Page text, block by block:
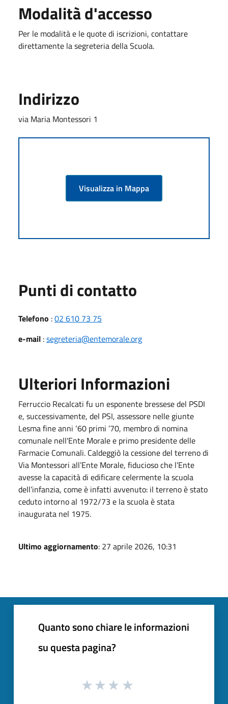
Modalità d'accesso
Per le modalità e le quote di iscrizioni, contattare
direttamente la segreteria della Scuola.
Indirizzo
via Maria Montessori 1
Visualizza in Mappa
Punti di contatto
Telefono :02 610 73 75
e-mail :segreteria@entemorale.org
Ulteriori Informazioni
Ferruccio Recalcati fu un esponente bressese del PSDI
e, successivamente, del PSI, assessore nelle giunte
Lesma fine anni ‘60 primi ’70, membro di nomina
comunale nell'Ente Morale e primo presidente delle
Farmacie Comunali. Caldeggiò la cessione del terreno di
Via Montessori all’Ente Morale, fiducioso che l’Ente
avesse la capacità di edificare celermente la scuola
dell’infanzia, come è infatti avvenuto: il terreno è stato
ceduto intorno al 1972/73 e la scuola è stata
inaugurata nel 1975.
Ultimo aggiornamento: 27 aprile 2026, 10:31
Quanto sono chiare le informazioni
su questa pagina?